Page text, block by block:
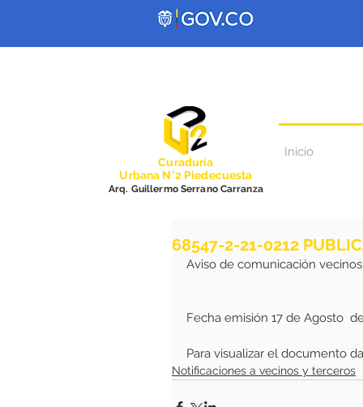
Inicio
Curaduría
Urbana N°2 Piedecuesta
Arq. Guillermo Serrano Carranza
68547-2-21-0212
Aviso de comunicación
Fecha emisión 17 de Agosto
Para visualizar el documento
Notificaciones a vecinos y terceros